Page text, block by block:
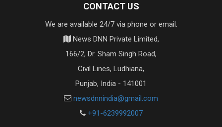
CONTACT US
We are available 24/7 via phone or email.
News DNN Private Limited,
166/2, Dr. Sham Singh Road,
Civil Lines, Ludhiana,
Punjab, India - 141001
newsdnnindia@gmail.com
+91-6239992007